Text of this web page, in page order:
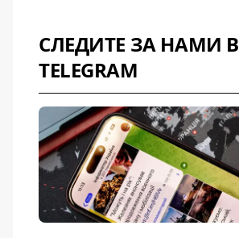
СЛЕДИТЕ ЗА НАМИ В
TELEGRAM